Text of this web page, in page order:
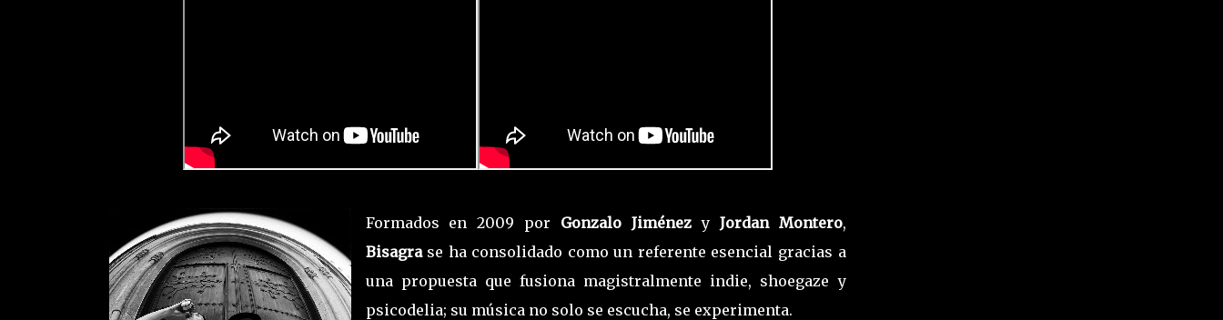
Formados en 2009 por Gonzalo JiménezyJordan Montero,
Bisagra se ha consolidado como un referente esencial gracias a
una propuesta que fusiona magistralmente indie, shoegaze y
psicodelia; su música no solo se escucha, se experimenta.